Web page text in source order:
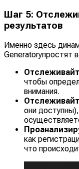
Шаг 5:
результатов
Именно здесь
Generatorупростят
чтобы
внимания.
они
как
что